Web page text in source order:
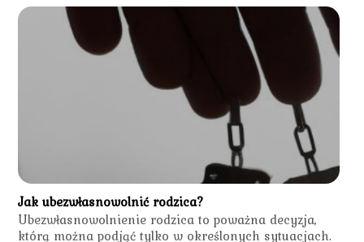
Jak ubezwłasnowolnić rodzica?
Ubezwłasnowolnienie rodzica to poważna decyzja,
którą można podjąć tylko w określonych sytuacjach.